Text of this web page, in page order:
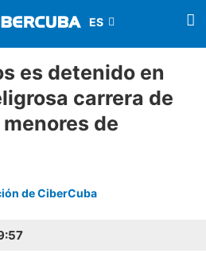
es detenido en
carrera de
de
de CiberCuba